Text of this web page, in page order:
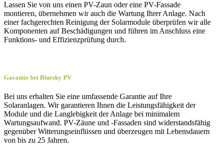
Lassen Sie von uns einen PV-Zaun oder eine PV-Fassade
montieren, übernehmen wir auch die Wartung Ihrer Anlage. Nach
einer fachgerechten Reinigung der Solarmodule überprüfen wir alle
Komponenten auf Beschädigungen und führen im Anschluss eine
Funktions- und Effizienzprüfung durch.
Garantie bei Bluesky PV
Bei uns erhalten Sie eine umfassende Garantie auf Ihre
Solaranlagen. Wir garantieren Ihnen die Leistungsfähigkeit der
Module und die Langlebigkeit der Anlage bei minimalem
Wartungsaufwand. PV-Zäune und -Fassaden sind widerstandsfähig
gegenüber Witterungseinflüssen und überzeugen mit Lebensdauern
von bis zu 25 Jahren.